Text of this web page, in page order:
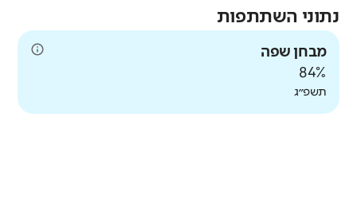
נתוני השתתפות
מבחן שפה
84%
תשפ״ג